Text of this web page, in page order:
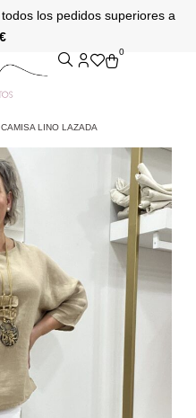
los pedidos superiores a
0
LINO LAZADA